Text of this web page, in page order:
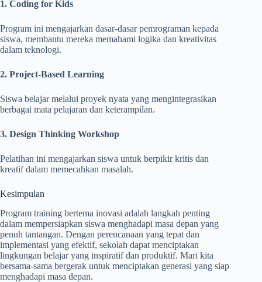
1. Coding for Kids
Program ini mengajarkan dasar-dasar pemrograman kepada
siswa, membantu mereka memahami logika dan kreativitas
dalam teknologi.
2. Project-Based Learning
Siswa belajar melalui proyek nyata yang mengintegrasikan
berbagai mata pelajaran dan keterampilan.
3. Design Thinking Workshop
Pelatihan ini mengajarkan siswa untuk berpikir kritis dan
kreatif dalam memecahkan masalah.
Kesimpulan
Program training bertema inovasi adalah langkah penting
dalam mempersiapkan siswa menghadapi masa depan yang
penuh tantangan. Dengan perencanaan yang tepat dan
implementasi yang efektif, sekolah dapat menciptakan
lingkungan belajar yang inspiratif dan produktif. Mari kita
bersama-sama bergerak untuk menciptakan generasi yang siap
menghadapi masa depan.